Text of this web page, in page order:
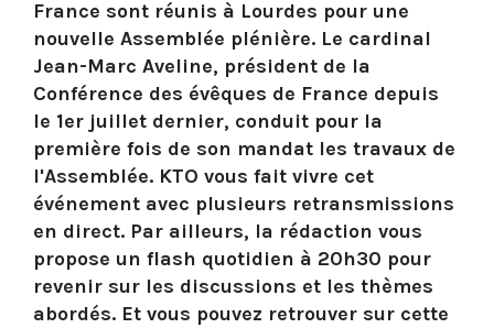
France sont réunis à Lourdes pour une
nouvelle Assemblée plénière. Le cardinal
Jean-Marc Aveline, président de la
Conférence des évêques de France depuis
le 1er juillet dernier, conduit pour la
première fois de son mandat les travaux de
l'Assemblée. KTO vous fait vivre cet
événement avec plusieurs retransmissions
en direct. Par ailleurs, la rédaction vous
propose un flash quotidien à 20h30 pour
revenir sur les discussions et les thèmes
abordés. Et vous pouvez retrouver sur cette